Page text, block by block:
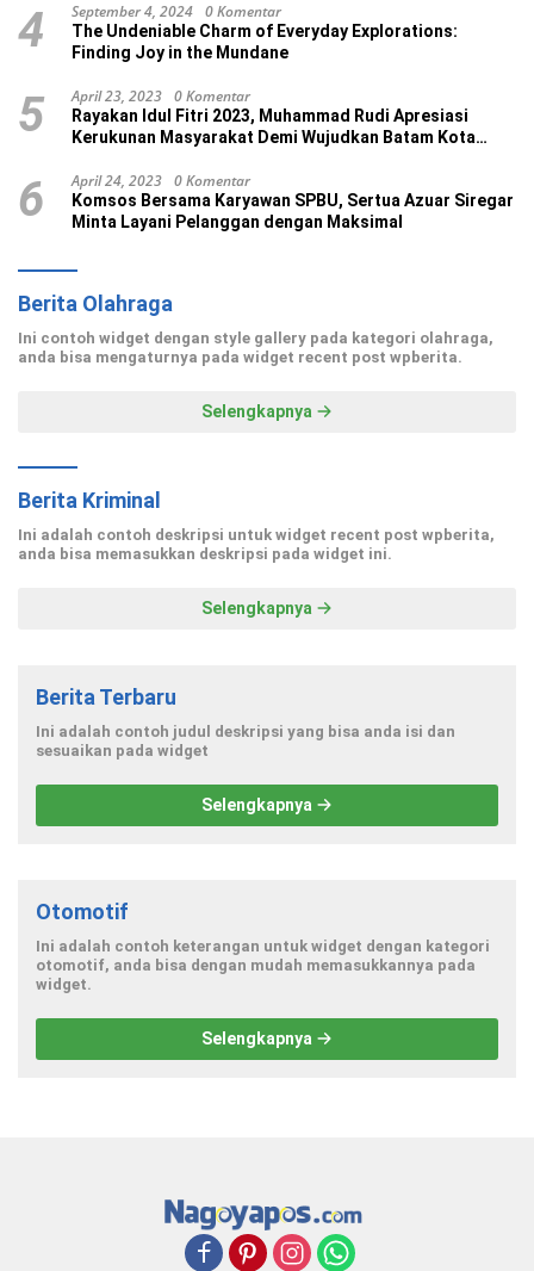
4 September 4, 2024 0 Komentar
The Undeniable Charm of Everyday Explorations:
Finding Joy in the Mundane
5 April 23, 2023 0 Komentar
Rayakan Idul Fitri 2023, Muhammad Rudi Apresiasi
Kerukunan Masyarakat Demi Wujudkan Batam Kota
6 April 24, 2023 0 Komentar
Komsos Bersama Karyawan SPBU, Sertua Azuar Siregar
Minta Layani Pelanggan dengan Maksimal
Berita Olahraga
Ini contoh widget dengan style gallery pada kategori olahraga,
anda bisa mengaturnya pada widget recent post wpberita.
Selengkapnya
Berita Kriminal
Ini adalah contoh deskripsi untuk widget recent post wpberita,
anda bisa memasukkan deskripsi pada widget ini.
Selengkapnya
Berita Terbaru
Ini adalah contoh judul deskripsi yang bisa anda isi dan
sesuaikan pada widget
Selengkapnya
Otomotif
Ini adalah contoh keterangan untuk widget dengan kategori
otomotif, anda bisa dengan mudah memasukkannya pada
widget.
Selengkapnya